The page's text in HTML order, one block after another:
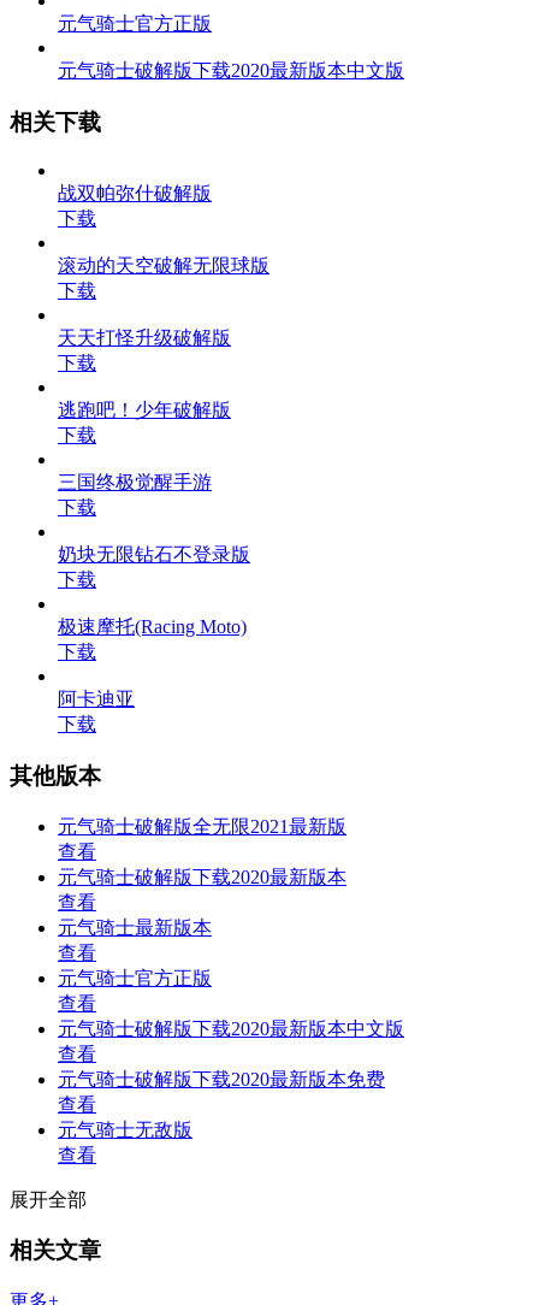
元气骑士官方正版
元气骑士破解版下载2020最新版本中文版
相关下载
战双帕弥什破解版
下载
滚动的天空破解无限球版
下载
天天打怪升级破解版
下载
逃跑吧！少年破解版
下载
三国终极觉醒手游
下载
奶块无限钻石不登录版
下载
极速摩托(Racing Moto)
下载
阿卡迪亚
下载
其他版本
元气骑士破解版全无限2021最新版
查看
元气骑士破解版下载2020最新版本
查看
元气骑士最新版本
查看
元气骑士官方正版
查看
元气骑士破解版下载2020最新版本中文版
查看
元气骑士破解版下载2020最新版本免费
查看
元气骑士无敌版
查看
展开全部
相关文章